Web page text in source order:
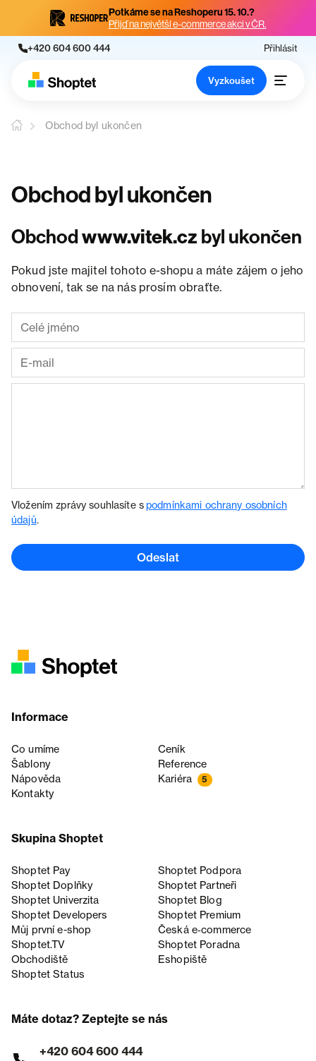
Potkáme se na Reshoperu 15. 10.?
Přijď na největší e-commerce akci v ČR.
+420 604 600 444 Přihlásit
Vyzkoušet
Obchod byl ukončen
Obchod byl ukončen
Obchodwww.vitek.cz byl ukončen
Pokud jste majitel tohoto e-shopu a máte zájem o jeho
obnovení, tak se na nás prosím obraťte.
Vložením zprávy souhlasíte spodmínkami ochrany osobních
údajů.
Odeslat
Informace
Co umíme
Ceník
Šablony
Reference
Nápověda
Kariéra 5
Kontakty
Skupina Shoptet
Shoptet Pay
Shoptet Podpora
Shoptet Doplňky
Shoptet Partneři
Shoptet Univerzita
Shoptet Blog
Shoptet Developers
Shoptet Premium
Můj první e-shop
Česká e‑commerce
Shoptet.TV
Shoptet Poradna
Obchodiště
Eshopiště
Shoptet Status
Máte dotaz? Zeptejte se nás
+420 604 600 444